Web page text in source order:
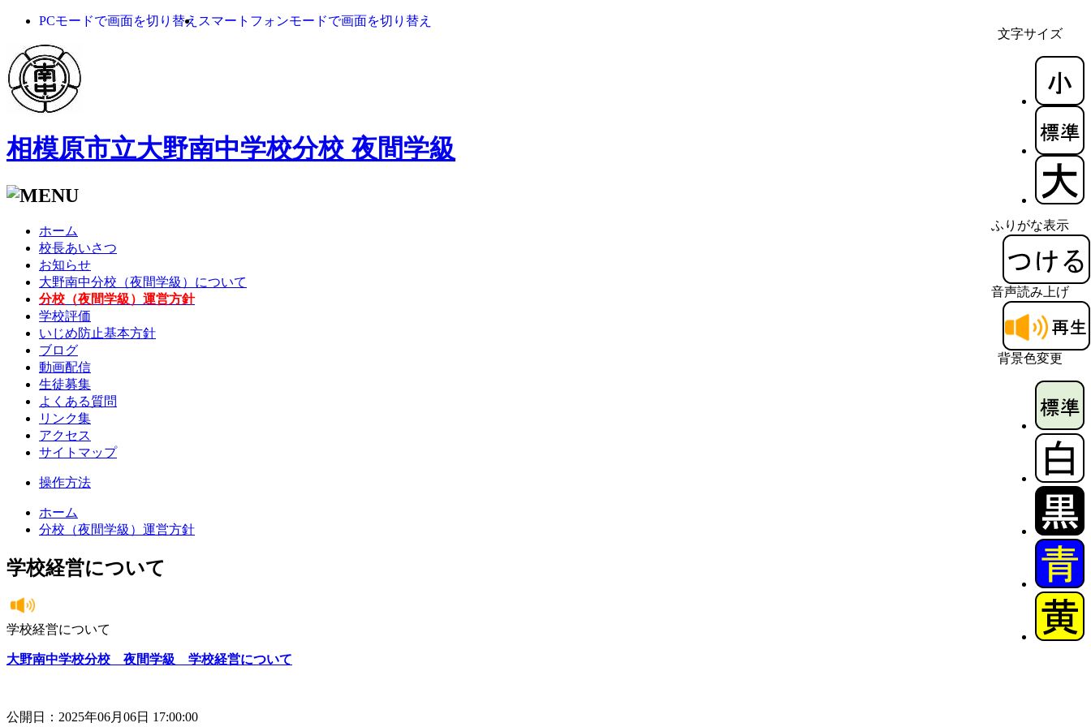
文字サイズ
ふりがな表示
音声読み上げ
背景色変更
PCモードで画面を切り替え スマートフォンモードで画面を切り替え
相模原市立大野南中学校分校 夜間学級
ホーム
校長あいさつ
お知らせ
大野南中分校（夜間学級）について
分校（夜間学級）運営方針
学校評価
いじめ防止基本方針
ブログ
動画配信
生徒募集
よくある質問
リンク集
アクセス
サイトマップ
操作方法
ホーム
分校（夜間学級）運営方針
学校経営について
学校経営について
大野南中学校分校 夜間学級 学校経営について
公開日：2025年06月06日 17:00:00